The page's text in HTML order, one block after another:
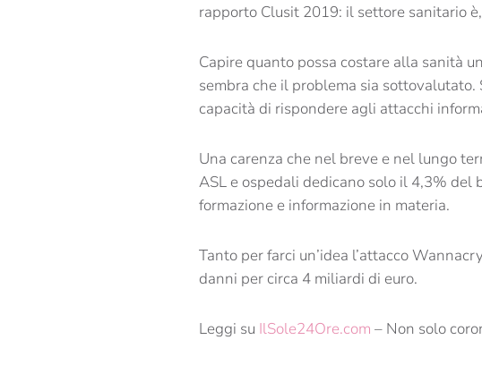
rapporto Clusit 2019: il settore sanitario
Capire quanto possa costare alla sanità
sembra che il problema sia
capacità di rispondere agli attacchi
Una carenza che nel breve e nel lungo
ASL e ospedali dedicano solo il 4,3% del
formazione e informazione in materia.
Tanto per farci un’idea l’attacco
danni per circa 4 miliardi di euro.
Leggi su IlSole24Ore.com – Non solo